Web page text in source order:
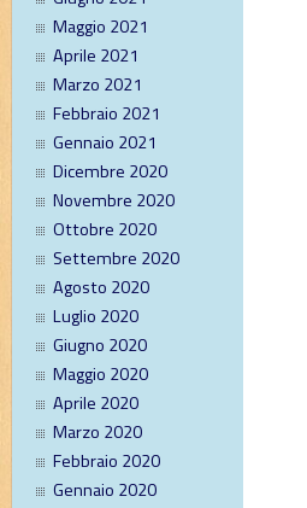
Maggio 2021
Aprile 2021
Marzo 2021
Febbraio 2021
Gennaio 2021
Dicembre 2020
Novembre 2020
Ottobre 2020
Settembre 2020
Agosto 2020
Luglio 2020
Giugno 2020
Maggio 2020
Aprile 2020
Marzo 2020
Febbraio 2020
Gennaio 2020